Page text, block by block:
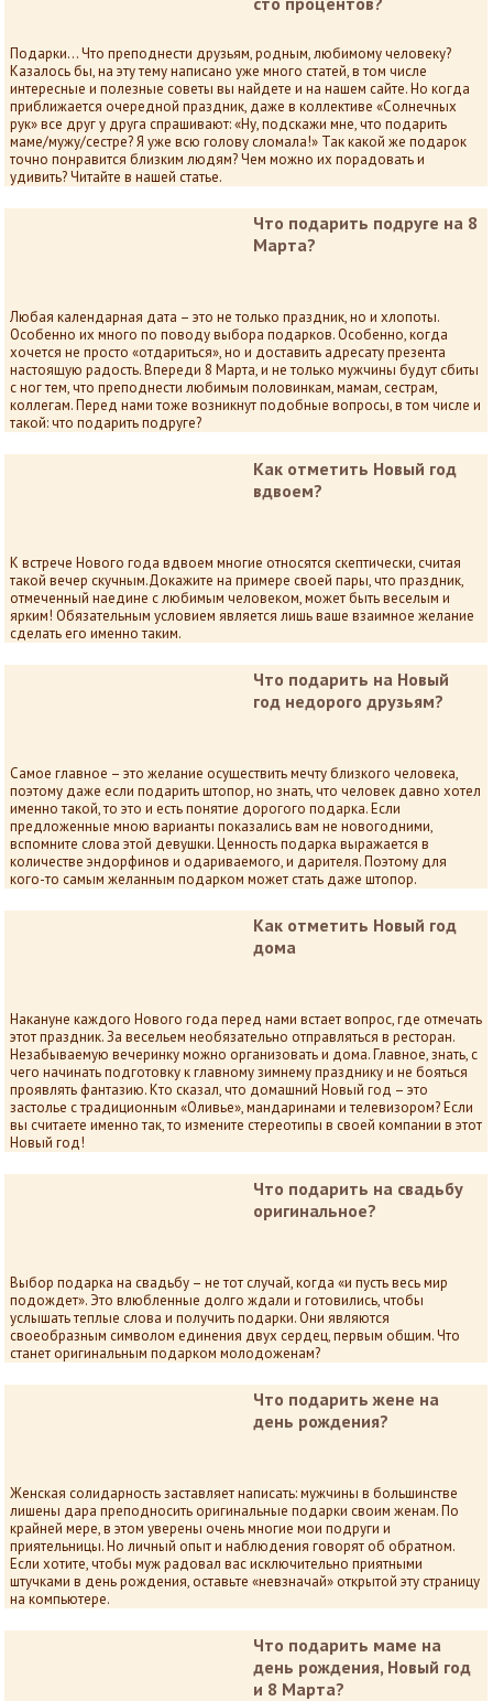
Подарки… Что преподнести друзьям, родным, любимому человеку?
Казалось бы, на эту тему написано уже много статей, в том числе
интересные и полезные советы вы найдете и на нашем сайте. Но когда
приближается очередной праздник, даже в коллективе «Солнечных
рук» все друг у друга спрашивают: «Ну, подскажи мне, что подарить
маме/мужу/сестре? Я уже всю голову сломала!» Так какой же подарок
точно понравится близким людям? Чем можно их порадовать и
удивить? Читайте в нашей статье.
Что подарить подруге на 8
Марта?
Любая календарная дата – это не только праздник, но и хлопоты.
Особенно их много по поводу выбора подарков. Особенно, когда
хочется не просто «отдариться», но и доставить адресату презента
настоящую радость. Впереди 8 Марта, и не только мужчины будут сбиты
с ног тем, что преподнести любимым половинкам, мамам, сестрам,
коллегам. Перед нами тоже возникнут подобные вопросы, в том числе и
такой: что подарить подруге?
Как отметить Новый год
вдвоем?
К встрече Нового года вдвоем многие относятся скептически, считая
такой вечер скучным.Докажите на примере своей пары, что праздник,
отмеченный наедине с любимым человеком, может быть веселым и
ярким! Обязательным условием является лишь ваше взаимное желание
сделать его именно таким.
Что подарить на Новый
год недорого друзьям?
Самое главное – это желание осуществить мечту близкого человека,
поэтому даже если подарить штопор, но знать, что человек давно хотел
именно такой, то это и есть понятие дорогого подарка. Если
предложенные мною варианты показались вам не новогодними,
вспомните слова этой девушки. Ценность подарка выражается в
количестве эндорфинов и одариваемого, и дарителя. Поэтому для
кого-то самым желанным подарком может стать даже штопор.
Как отметить Новый год
дома
Накануне каждого Нового года перед нами встает вопрос, где отмечать
этот праздник. За весельем необязательно отправляться в ресторан.
Незабываемую вечеринку можно организовать и дома. Главное, знать, с
чего начинать подготовку к главному зимнему празднику и не бояться
проявлять фантазию. Кто сказал, что домашний Новый год – это
застолье с традиционным «Оливье», мандаринами и телевизором? Если
вы считаете именно так, то измените стереотипы в своей компании в этот
Новый год!
Что подарить на свадьбу
оригинальное?
Выбор подарка на свадьбу – не тот случай, когда «и пусть весь мир
подождет». Это влюбленные долго ждали и готовились, чтобы
услышать теплые слова и получить подарки. Они являются
своеобразным символом единения двух сердец, первым общим. Что
станет оригинальным подарком молодоженам?
Что подарить жене на
день рождения?
Женская солидарность заставляет написать: мужчины в большинстве
лишены дара преподносить оригинальные подарки своим женам. По
крайней мере, в этом уверены очень многие мои подруги и
приятельницы. Но личный опыт и наблюдения говорят об обратном.
Если хотите, чтобы муж радовал вас исключительно приятными
штучками в день рождения, оставьте «невзначай» открытой эту страницу
на компьютере.
Что подарить маме на
день рождения, Новый год
и 8 Марта?